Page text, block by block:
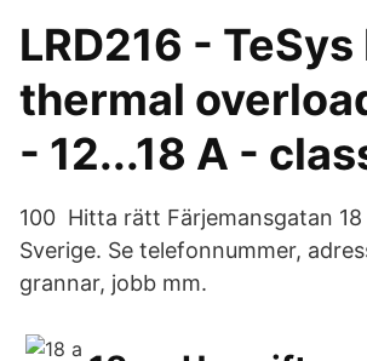
LRD216 - TeSys
thermal
- 12...18 A -
100 Hitta rätt Färjemansgatan 18
Sverige. Se telefonnummer,
grannar, jobb mm.